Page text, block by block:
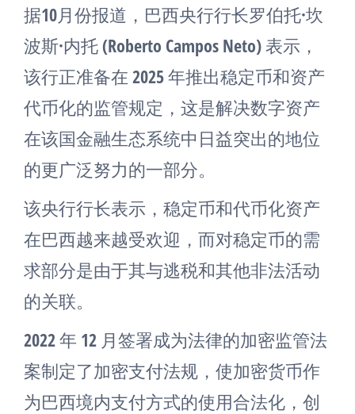
据10月份报道，巴西央行行长罗伯托·坎
波斯·内托 (Roberto Campos Neto) 表示，
该行正准备在 2025 年推出稳定币和资产
代币化的监管规定，这是解决数字资产
在该国金融生态系统中日益突出的地位
的更广泛努力的一部分。
该央行行长表示，稳定币和代币化资产
在巴西越来越受欢迎，而对稳定币的需
求部分是由于其与逃税和其他非法活动
的关联。
2022 年 12 月签署成为法律的加密监管法
案制定了加密支付法规，使加密货币作
为巴西境内支付方式的使用合法化，创